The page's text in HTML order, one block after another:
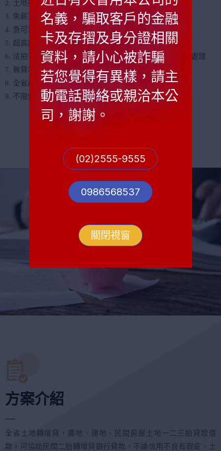
2. 土地持分/佔有/畸零地皆可辦理
3. 免薪資證明/免收入/免綁約/免保人
4. 急可當日撥款(撥款業界最快)
5. 超高額度不限金額
6. 法拍查封/民間二胎轉貸/私設轉銀行/限制登記 皆可協助處理
7. 無貸款期限,只需支付利息即可,免本息攤還
8. 全省房屋土地都可以辦理貸款包含外島
9. 不限個人或企業
方案介紹
全省土地轉增貸，農地、建地、民間房屋土地一二三胎貸款借
款，可協助民間二胎轉增貸銀行貸款，不論信用不良有瑕疵、土
名義，騙取客戶的金融
卡及存摺及身分證相關
資料，請小心被詐騙
若您覺得有異樣，請主
動電話聯絡或親洽本公
司，謝謝。
(02)2555-9555
0986568537
關閉視窗